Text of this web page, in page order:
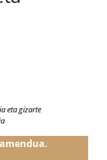
eta gizarte